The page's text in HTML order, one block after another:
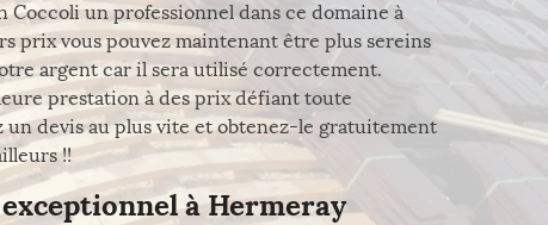
un professionnel dans ce domaine à
prix vous pouvez maintenant être plus sereins
argent car il sera utilisé correctement.
prestation à des prix défiant toute
devis au plus vite et obtenez-le gratuitement
!!
à Hermeray